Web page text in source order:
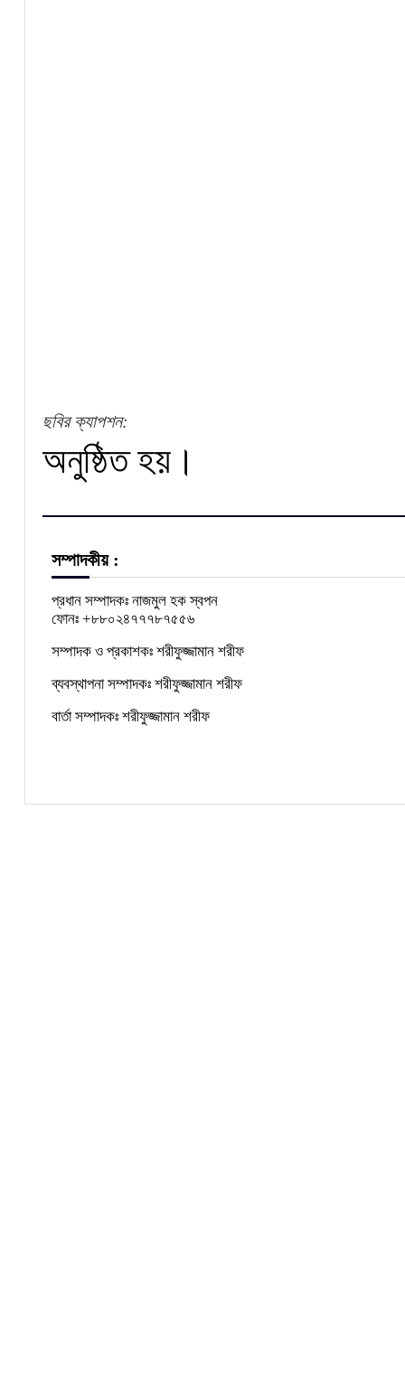
ছবির ক্যাপশন:
অনুষ্ঠিত হয়।
সম্পাদকীয় :
প্রধান সম্পাদকঃ নাজমুল হক স্বপন
ফোনঃ +৮৮০২৪৭৭৭৮৭৫৫৬
সম্পাদক ও প্রকাশকঃ শরীফুজ্জামান শরীফ
ব্যবস্থাপনা সম্পাদকঃ শরীফুজ্জামান শরীফ
বার্তা সম্পাদকঃ শরীফুজ্জামান শরীফ